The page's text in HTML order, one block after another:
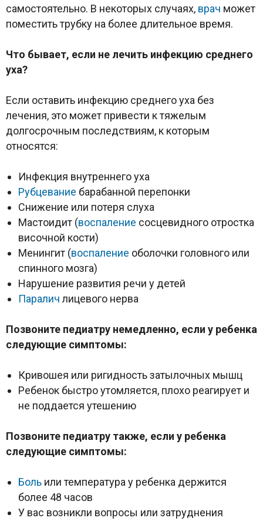
самостоятельно. В некоторых случаях, врач может
поместить трубку на более длительное время.
Что бывает, если не лечить инфекцию среднего
уха?
Если оставить инфекцию среднего уха без
лечения, это может привести к тяжелым
долгосрочным последствиям, к которым
относятся:
Инфекция внутреннего уха
Рубцевание барабанной перепонки
Снижение или потеря слуха
Мастоидит (воспаление сосцевидного отростка
височной кости)
Менингит (воспаление оболочки головного или
спинного мозга)
Нарушение развития речи у детей
Паралич лицевого нерва
Позвоните педиатру немедленно, если у ребенка
следующие симптомы:
Кривошея или ригидность затылочных мышц
Ребенок быстро утомляется, плохо реагирует и
не поддается утешению
Позвоните педиатру также, если у ребенка
следующие симптомы:
Боль или температура у ребенка держится
более 48 часов
У вас возникли вопросы или затруднения